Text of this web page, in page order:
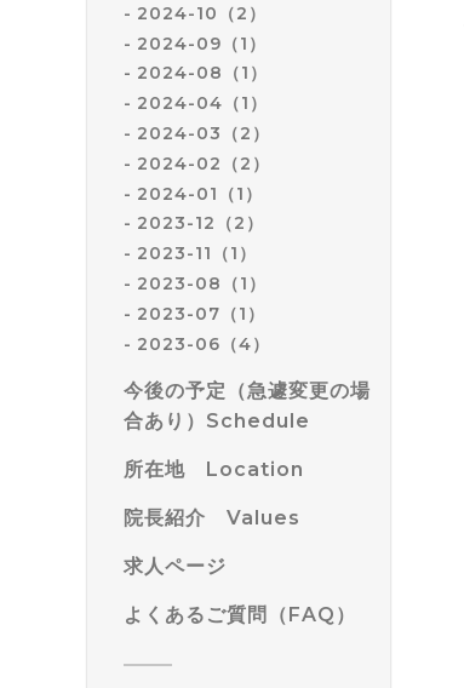
2024-10（2）
2024-09（1）
2024-08（1）
2024-04（1）
2024-03（2）
2024-02（2）
2024-01（1）
2023-12（2）
2023-11（1）
2023-08（1）
2023-07（1）
2023-06（4）
今後の予定（急遽変更の場
合あり）Schedule
所在地 Location
院長紹介 Values
求人ページ
よくあるご質問（FAQ）